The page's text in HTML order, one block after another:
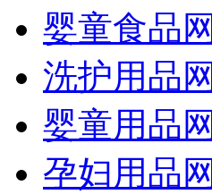
婴童食品网
洗护用品网
婴童用品网
孕妇用品网